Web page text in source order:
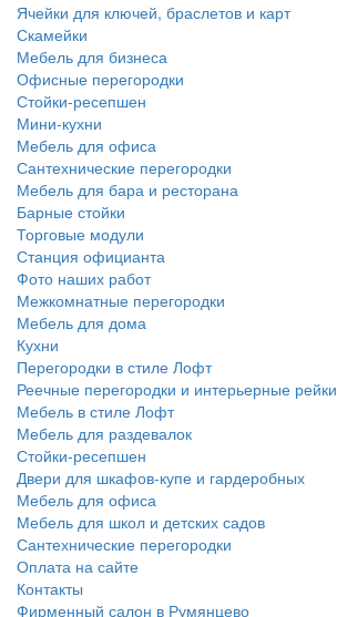
Ячейки для ключей, браслетов и карт
Скамейки
Мебель для бизнеса
Офисные перегородки
Стойки-ресепшен
Мини-кухни
Мебель для офиса
Сантехнические перегородки
Мебель для бара и ресторана
Барные стойки
Торговые модули
Станция официанта
Фото наших работ
Межкомнатные перегородки
Мебель для дома
Кухни
Перегородки в стиле Лофт
Реечные перегородки и интерьерные рейки
Мебель в стиле Лофт
Мебель для раздевалок
Стойки-ресепшен
Двери для шкафов-купе и гардеробных
Мебель для офиса
Мебель для школ и детских садов
Сантехнические перегородки
Оплата на сайте
Контакты
Фирменный салон в Румянцево